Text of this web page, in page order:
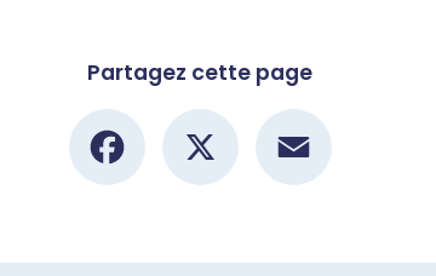
Partagez cette page
Facebook